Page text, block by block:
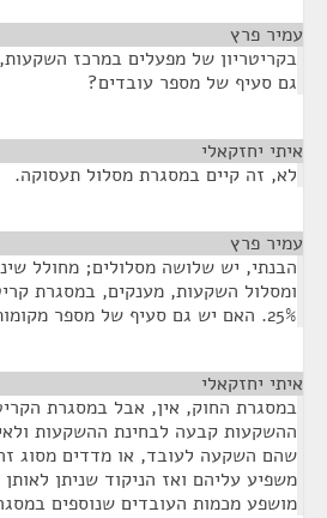
עמיר פרץ
בקריטריון של מפעלים במרכז
גם סעיף של מספר עובדים?
איתי יחזקאלי
לא, זה קיים במסגרת מסלול תעסוקה.
עמיר פרץ
הבנתי, יש שלושה מסלולים; מחולל
25%. האם יש גם סעיף של מספר מקומות עבודה?
איתי יחזקאלי
במסגרת החוק, אין, אבל במסגרת
ההשקעות קבעה לבחינת ההשקעות
שהם השקעה לעובד, או מדדים מסוג
משפיע עליהם ואז הניקוד שניתן
מושפע מכמות העובדים שנוספים